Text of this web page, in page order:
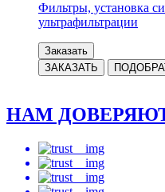
Фильтры, установка
ультрафильтрации
Заказать
ЗАКАЗАТЬ
НАМ